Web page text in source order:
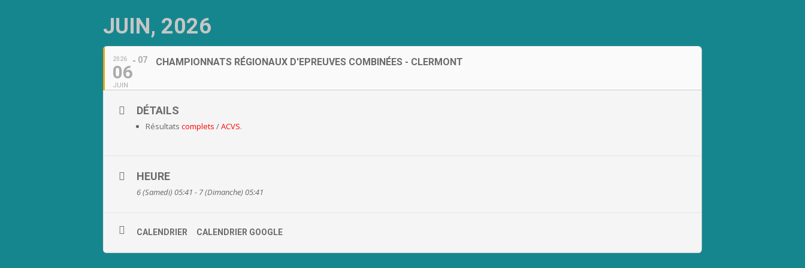
JUIN, 2026
2026
06
JUIN
07 CHAMPIONNATS RÉGIONAUX D'EPREUVES COMBINÉES - CLERMONT
DÉTAILS
Résultats complets /ACVS.
HEURE
6 (Samedi) 05:41 - 7 (Dimanche) 05:41
CALENDRIER CALENDRIER GOOGLE